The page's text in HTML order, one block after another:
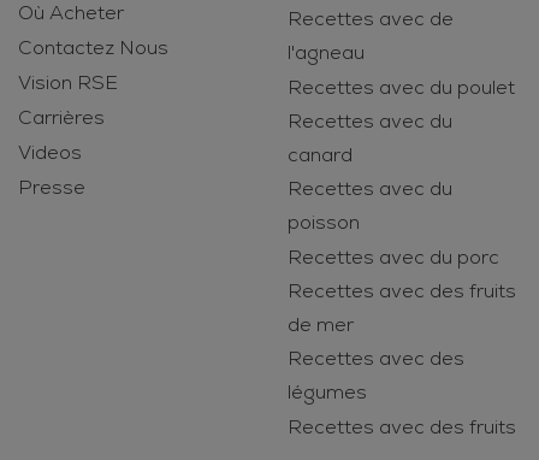
Où Acheter
Contactez Nous
Vision RSE
Carrières
Videos
Presse
Recettes avec de
l'agneau
Recettes avec du poulet
Recettes avec du
canard
Recettes avec du
poisson
Recettes avec du porc
Recettes avec des fruits
de mer
Recettes avec des
légumes
Recettes avec des fruits